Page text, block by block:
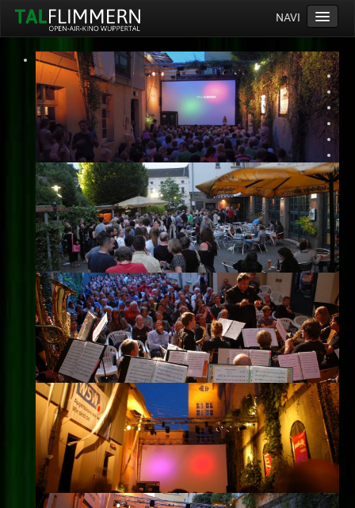
NAVI
Home
Programm
Service
Ticketinfos
Ort
Anreise
Wetter
Kinogutschein
Konzept
Archiv
Kontakt
Impressum
Datenschutz